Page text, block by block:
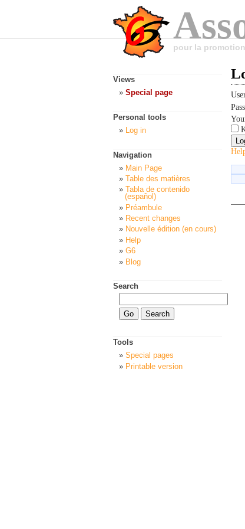
pour la
Views
Special page
Personal tools
Log in
Navigation
Main Page
Table des matières
Tabla de contenido
(español)
Préambule
Recent changes
Nouvelle édition (en cours)
Help
G6
Blog
Search
Tools
Special pages
Printable version